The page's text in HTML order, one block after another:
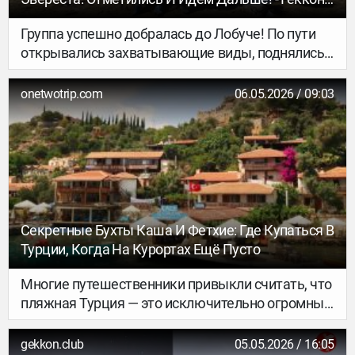
Клуб Тур
Группа успешно добралась до Лобуче! По пути
открывались захватывающие виды, поднялись
на морену и осмотрели ледник Кхумбу — всё
прошло отлично, самочувствие у всех хорошее.
onetwotrip.com 06.05.2026 / 09:03
Секретные Бухты Каша И Фетхие: Где Купаться В
Турции, Когда На Курортах Ещё Пусто
Многие путешественники привыкли считать, что
пляжная Турция — это исключительно огромные
курортные комплексы формата «всё включено»
и переполненные туристами побережья, где
gekkon.club 05.05.2026 / 16:05